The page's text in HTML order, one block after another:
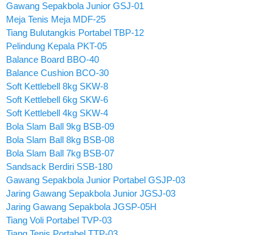
Gawang Sepakbola Junior GSJ-01
Meja Tenis Meja MDF-25
Tiang Bulutangkis Portabel TBP-12
Pelindung Kepala PKT-05
Balance Board BBO-40
Balance Cushion BCO-30
Soft Kettlebell 8kg SKW-8
Soft Kettlebell 6kg SKW-6
Soft Kettlebell 4kg SKW-4
Bola Slam Ball 9kg BSB-09
Bola Slam Ball 8kg BSB-08
Bola Slam Ball 7kg BSB-07
Sandsack Berdiri SSB-180
Gawang Sepakbola Junior Portabel GSJP-03
Jaring Gawang Sepakbola Junior JGSJ-03
Jaring Gawang Sepakbola JGSP-05H
Tiang Voli Portabel TVP-03